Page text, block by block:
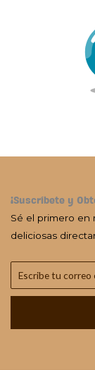
¡Suscríbete y
Sé el primero en
deliciosas